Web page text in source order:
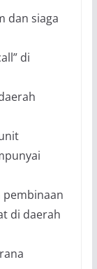
dan siaga
di
pembinaan
di daerah